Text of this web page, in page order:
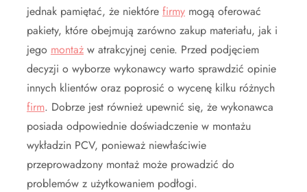
jednak pamiętać, że niektóre firmy mogą oferować
pakiety, które obejmują zarówno zakup materiału, jak i
jego montaż w atrakcyjnej cenie. Przed podjęciem
decyzji o wyborze wykonawcy warto sprawdzić opinie
innych klientów oraz poprosić o wycenę kilku różnych
firm. Dobrze jest również upewnić się, że wykonawca
posiada odpowiednie doświadczenie w montażu
wykładzin PCV, ponieważ niewłaściwie
przeprowadzony montaż może prowadzić do
problemów z użytkowaniem podłogi.